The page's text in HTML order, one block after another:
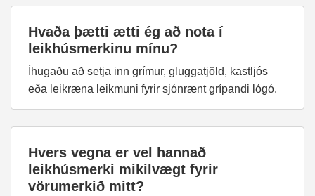
Hvaða þætti ætti ég að nota í
leikhúsmerkinu mínu?
Íhugaðu að setja inn grímur, gluggatjöld, kastljós
eða leikræna leikmuni fyrir sjónrænt grípandi lógó.
Hvers vegna er vel hannað
leikhúsmerki mikilvægt fyrir
vörumerkið mitt?